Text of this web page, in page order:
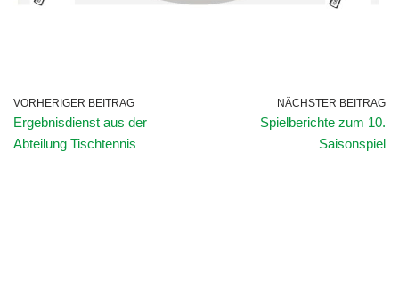
VORHERIGER BEITRAG
Ergebnisdienst aus der
Abteilung Tischtennis
NÄCHSTER BEITRAG
Spielberichte zum 10.
Saisonspiel